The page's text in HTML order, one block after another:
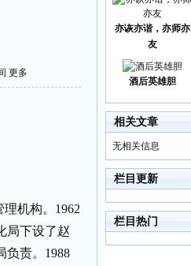
更多
机构。 1962
局下设了赵
责。 1988
亦诙亦谐，亦师亦
友
酒后英雄胆
相关文章
无相关信息
栏目更新
栏目热门